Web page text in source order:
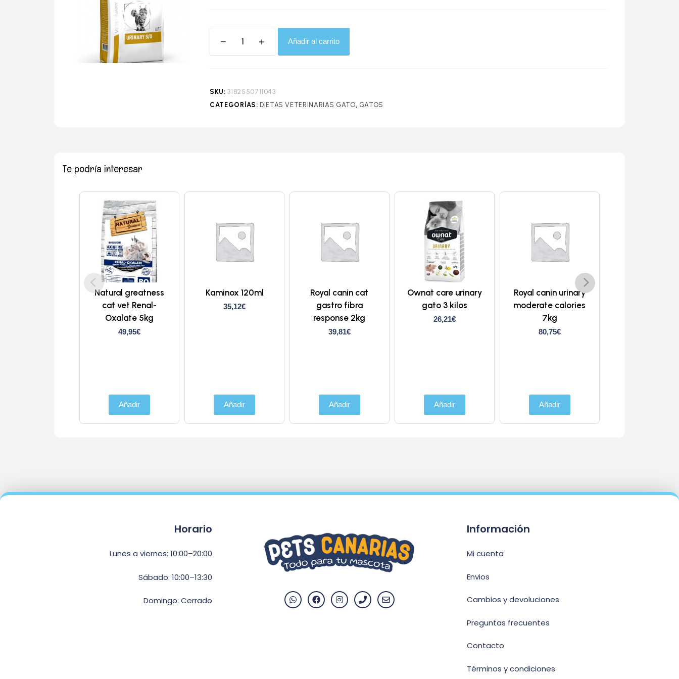
Añadir al carrito
SKU:3182550711043
CATEGORÍAS: DIETAS VETERINARIAS GATO, GATOS
Te podría interesar
Natural greatness
cat vet Renal-
Oxalate 5kg
49,95€
Añadir
Kaminox 120ml
35,12€
Añadir
Royal canin cat
gastro fibra
response 2kg
39,81€
Añadir
Ownat care urinary
gato 3 kilos
26,21€
Añadir
Royal canin urinary
moderate calories
7kg
80,75€
Añadir
Horario
Lunes a viernes: 10:00–20:00
Sábado: 10:00–13:30
Domingo: Cerrado
Información
Mi cuenta
Envios
Cambios y devoluciones
Preguntas frecuentes
Contacto
Términos y condiciones